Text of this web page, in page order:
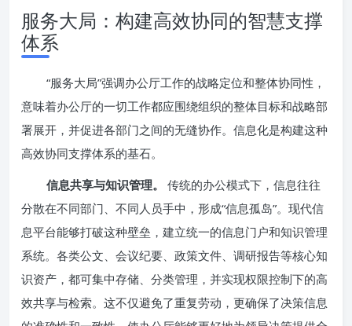
服务大局：构建高效协同的智慧支撑
体系
“服务大局”强调办公厅工作的战略定位和整体协同性，
意味着办公厅的一切工作都应围绕组织的整体目标和战略部
署展开，并促进各部门之间的无缝协作。信息化是构建这种
高效协同支撑体系的基石。
信息共享与知识管理。
传统的办公模式下，信息往往
分散在不同部门、不同人员手中，形成“信息孤岛”。现代信
息平台能够打破这种壁垒，建立统一的信息门户和知识管理
系统。各类公文、会议纪要、政策文件、调研报告等核心知
识资产，都可集中存储、分类管理，并实现权限控制下的高
效共享与检索。这不仅避免了重复劳动，更确保了决策信息